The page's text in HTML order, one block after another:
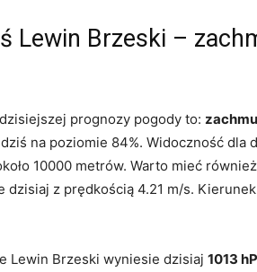
Lewin Brzeski –
prognozy pogody to:
na poziomie 84%. Widoczność dla
10000 metrów. Warto mieć
dzisiaj z prędkością 4.21 m/s.
Lewin Brzeski wyniesie dzisiaj 1013